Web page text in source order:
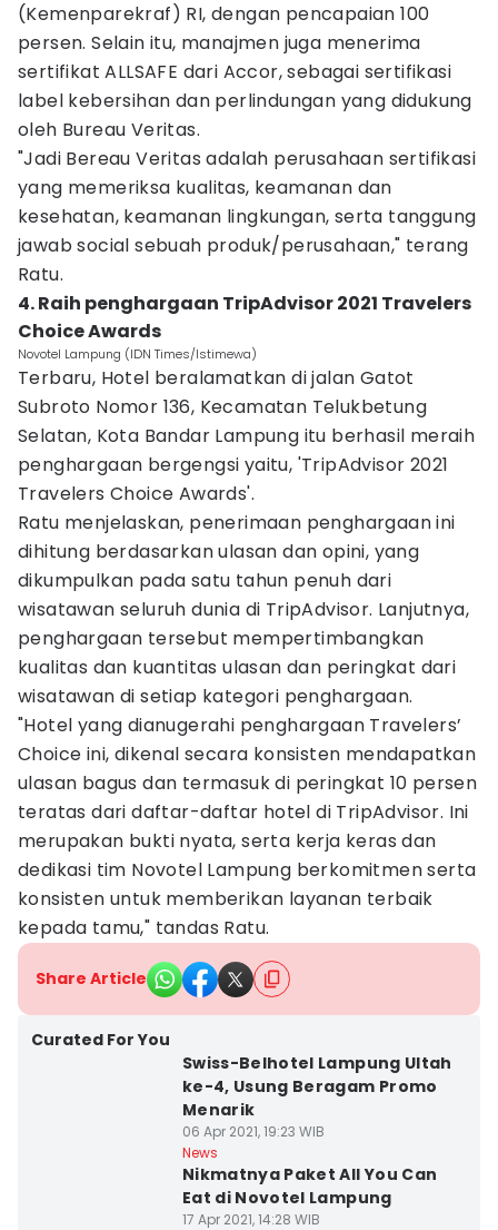
(Kemenparekraf) RI, dengan pencapaian 100
persen. Selain itu, manajmen juga menerima
sertifikat ALLSAFE dari Accor, sebagai sertifikasi
label kebersihan dan perlindungan yang didukung
oleh Bureau Veritas.
"Jadi Bereau Veritas adalah perusahaan sertifikasi
yang memeriksa kualitas, keamanan dan
kesehatan, keamanan lingkungan, serta tanggung
jawab social sebuah produk/perusahaan," terang
Ratu.
4. Raih penghargaan TripAdvisor 2021 Travelers
Choice Awards
Novotel Lampung (IDN Times/Istimewa)
Terbaru, Hotel beralamatkan di jalan Gatot
Subroto Nomor 136, Kecamatan Telukbetung
Selatan, Kota Bandar Lampung itu berhasil meraih
penghargaan bergengsi yaitu, 'TripAdvisor 2021
Travelers Choice Awards'.
Ratu menjelaskan, penerimaan penghargaan ini
dihitung berdasarkan ulasan dan opini, yang
dikumpulkan pada satu tahun penuh dari
wisatawan seluruh dunia di TripAdvisor. Lanjutnya,
penghargaan tersebut mempertimbangkan
kualitas dan kuantitas ulasan dan peringkat dari
wisatawan di setiap kategori penghargaan.
"Hotel yang dianugerahi penghargaan Travelers’
Choice ini, dikenal secara konsisten mendapatkan
ulasan bagus dan termasuk di peringkat 10 persen
teratas dari daftar-daftar hotel di TripAdvisor. Ini
merupakan bukti nyata, serta kerja keras dan
dedikasi tim Novotel Lampung berkomitmen serta
konsisten untuk memberikan layanan terbaik
kepada tamu," tandas Ratu.
Share Article
Curated For You
Swiss-Belhotel Lampung Ultah
ke-4, Usung Beragam Promo
Menarik
06 Apr 2021, 19:23 WIB
News
Nikmatnya Paket All You Can
Eat di Novotel Lampung
17 Apr 2021, 14:28 WIB